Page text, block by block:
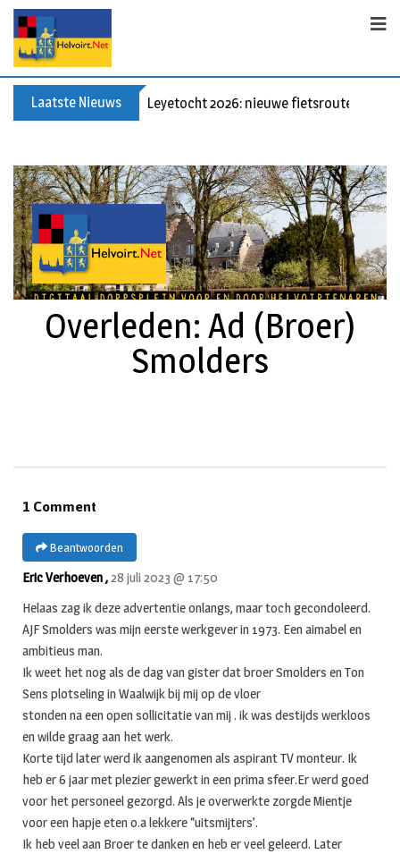
Laatste Nieuws Leyetocht 2026: nieuwe fietsroutes
Overleden: Ad (Broer)
Smolders
1 Comment
Beantwoorden
Eric Verhoeven ,28 juli 2023 @ 17:50
Helaas zag ik deze advertentie onlangs, maar toch gecondoleerd.
AJF Smolders was mijn eerste werkgever in 1973. Een aimabel en
ambitieus man.
Ik weet het nog als de dag van gister dat broer Smolders en Ton
Sens plotseling in Waalwijk bij mij op de vloer
stonden na een open sollicitatie van mij . ik was destijds werkloos
en wilde graag aan het werk.
Korte tijd later werd ik aangenomen als aspirant TV monteur. Ik
heb er 6 jaar met plezier gewerkt in een prima sfeer.Er werd goed
voor het personeel gezorgd. Als je overwerkte zorgde Mientje
voor een hapje eten o.a lekkere “uitsmijters’.
Ik heb veel aan Broer te danken en heb er veel geleerd. Later